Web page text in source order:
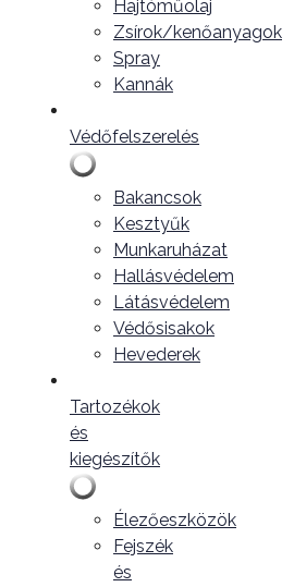
Hajtóműolaj
Zsírok/kenőanyagok
Spray
Kannák
Védőfelszerelés
Bakancsok
Kesztyűk
Munkaruházat
Hallásvédelem
Látásvédelem
Védősisakok
Hevederek
Tartozékok
és
kiegészítők
Élezőeszközök
Fejszék
és